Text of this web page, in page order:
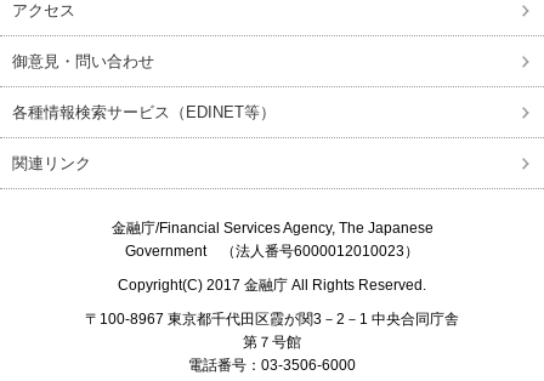
アクセス
御意見・問い合わせ
各種情報検索サービス（EDINET等）
関連リンク
金融庁/Financial Services Agency, The Japanese
Government（法人番号6000012010023）
Copyright(C) 2017 金融庁 All Rights Reserved.
〒100-8967 東京都千代田区霞が関3－2－1 中央合同庁舎
第７号館
電話番号：03-3506-6000